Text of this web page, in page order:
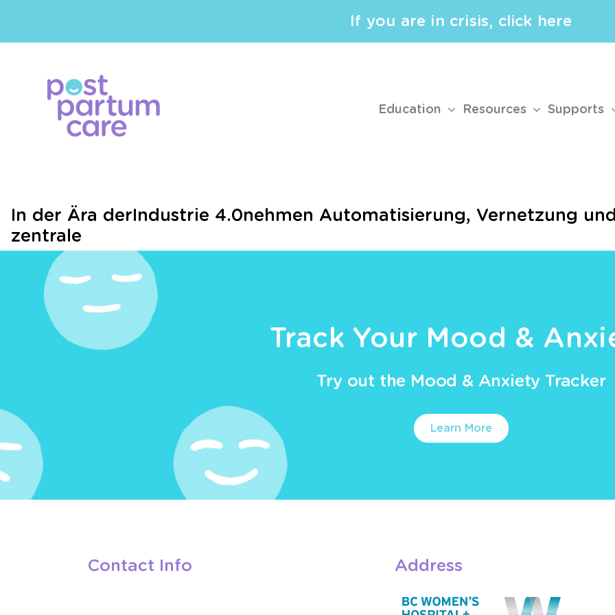
If you are in crisis, click here
Education Resources Supports
In der Ära derIndustrie 4.0nehmen Automatisierung, Vernetzung
zentrale
Track Your Mood &
Try out the Mood & Anxiety Tracker
Learn More
Contact Info Address